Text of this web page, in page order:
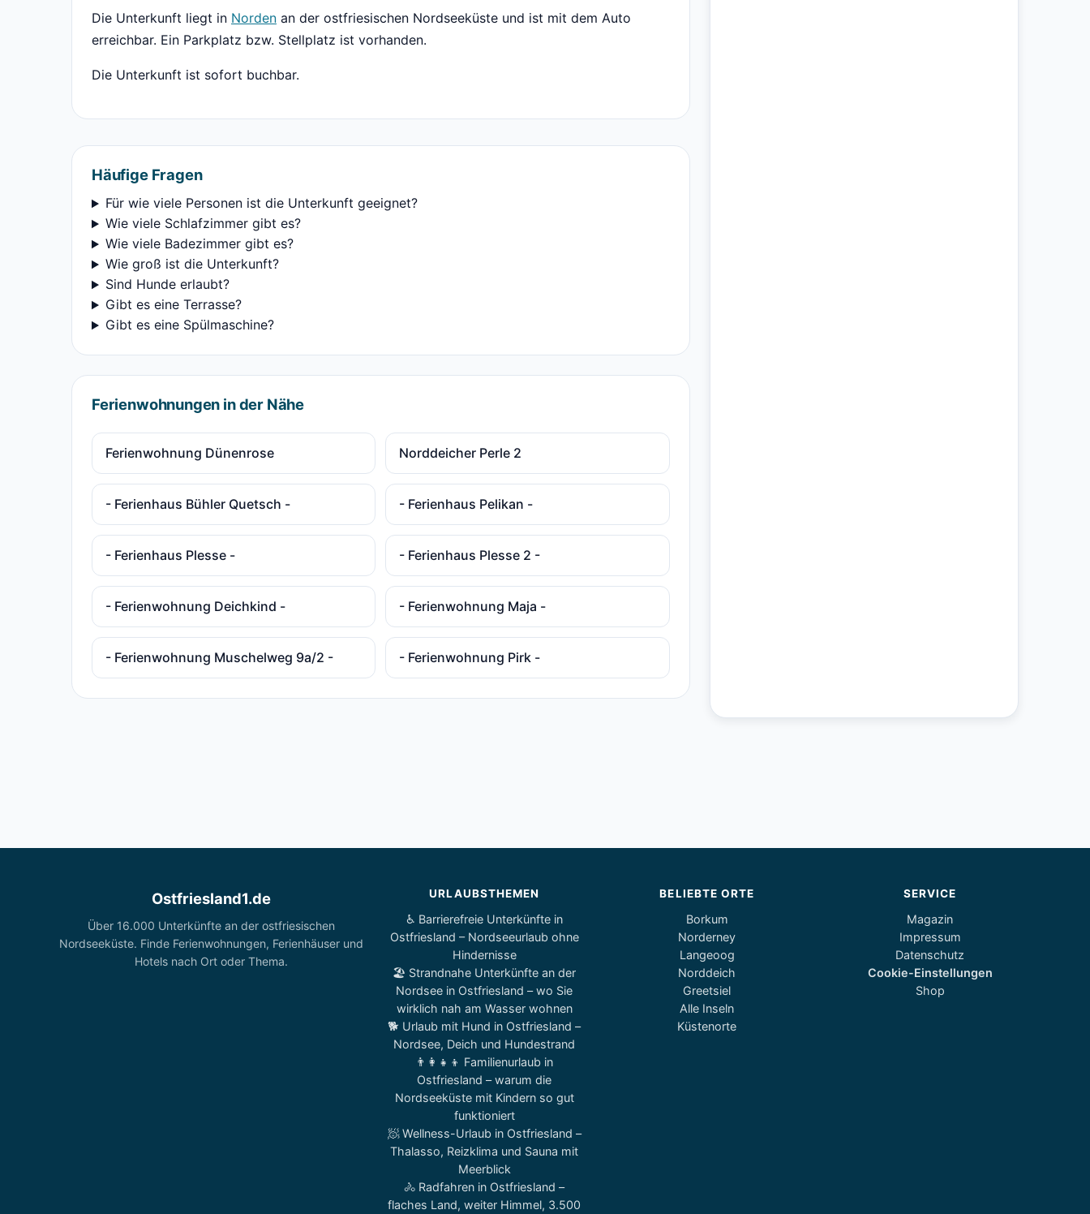
Die Unterkunft liegt in Norden an der ostfriesischen Nordseeküste und ist mit dem Auto
erreichbar. Ein Parkplatz bzw. Stellplatz ist vorhanden.
Die Unterkunft ist sofort buchbar.
Häufige Fragen
Für wie viele Personen ist die Unterkunft geeignet?
Wie viele Schlafzimmer gibt es?
Wie viele Badezimmer gibt es?
Wie groß ist die Unterkunft?
Sind Hunde erlaubt?
Gibt es eine Terrasse?
Gibt es eine Spülmaschine?
Ferienwohnungen in der Nähe
Ferienwohnung Dünenrose Norddeicher Perle 2
- Ferienhaus Bühler Quetsch - - Ferienhaus Pelikan -
- Ferienhaus Plesse - - Ferienhaus Plesse 2 -
- Ferienwohnung Deichkind - - Ferienwohnung Maja -
- Ferienwohnung Muschelweg 9a/2 - - Ferienwohnung Pirk -
Ostfriesland1.de
Über 16.000 Unterkünfte an der ostfriesischen
Nordseeküste. Finde Ferienwohnungen, Ferienhäuser und
Hotels nach Ort oder Thema.
URLAUBSTHEMEN
♿ Barrierefreie Unterkünfte in
Ostfriesland – Nordseeurlaub ohne
Hindernisse
🏖️ Strandnahe Unterkünfte an der
Nordsee in Ostfriesland – wo Sie
wirklich nah am Wasser wohnen
🐕 Urlaub mit Hund in Ostfriesland –
Nordsee, Deich und Hundestrand
👨‍👩‍👧‍👦 Familienurlaub in
Ostfriesland – warum die
Nordseeküste mit Kindern so gut
funktioniert
🧖 Wellness-Urlaub in Ostfriesland –
Thalasso, Reizklima und Sauna mit
Meerblick
🚴 Radfahren in Ostfriesland –
flaches Land, weiter Himmel, 3.500
BELIEBTE ORTE
Borkum
Norderney
Langeoog
Norddeich
Greetsiel
Alle Inseln
Küstenorte
SERVICE
Magazin
Impressum
Datenschutz
Cookie-Einstellungen
Shop